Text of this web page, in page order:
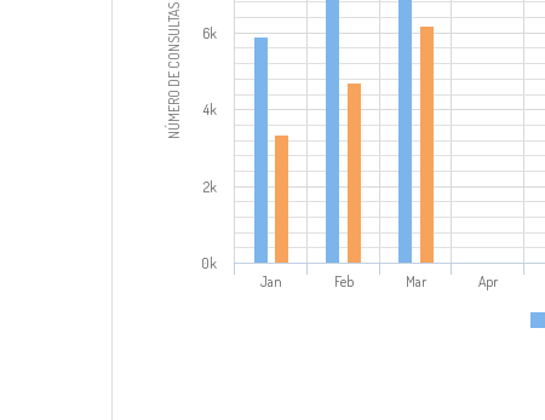
NÚMERO DE CONSULTAS
Jan Feb Mar Apr
0k
2k
4k
6k